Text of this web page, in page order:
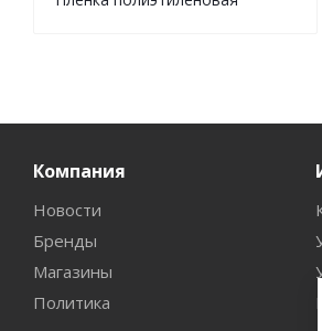
Компания
Новости
Бренды
Магазины
Политика